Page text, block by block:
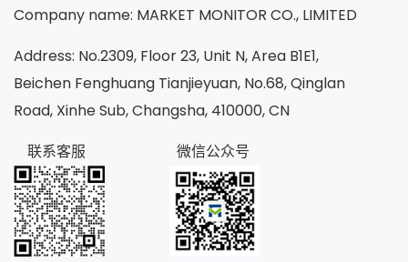
Company name: MARKET MONITOR CO., LIMITED
Address: No.2309, Floor 23, Unit N, Area B1E1,
Beichen Fenghuang Tianjieyuan, No.68, Qinglan
Road, Xinhe Sub, Changsha, 410000, CN
联系客服
微信公众号